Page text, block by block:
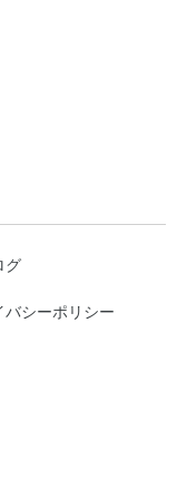
グ
バシーポリシー